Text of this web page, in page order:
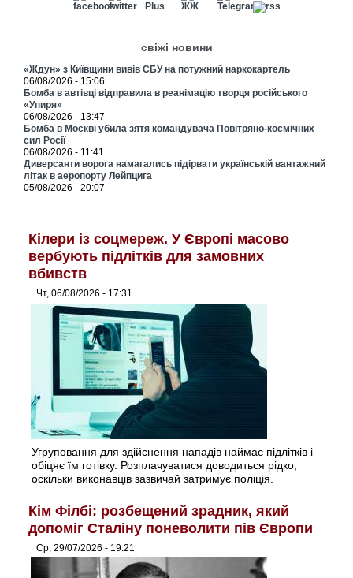
свіжі новини
«Ждун» з Київщини вивів СБУ на потужний наркокартель
06/08/2026 - 15:06
Бомба в автівці відправила в реанімацію творця російського
«Упиря»
06/08/2026 - 13:47
Бомба в Москві убила зятя командувача Повітряно-космічних
сил Росії
06/08/2026 - 11:41
Диверсанти ворога намагались підірвати українській вантажний
літак в аеропорту Лейпцига
05/08/2026 - 20:07
Кілери із соцмереж. У Європі масово
вербують підлітків для замовних
вбивств
Чт, 06/08/2026 - 17:31
Угруповання для здійснення нападів наймає підлітків і
обіцяє їм готівку. Розплачуватися доводиться рідко,
оскільки виконавців зазвичай затримує поліція.
Кім Філбі: розбещений зрадник, який
допоміг Сталіну поневолити пів Європи
Ср, 29/07/2026 - 19:21